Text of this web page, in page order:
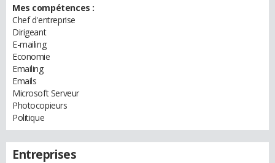
Mes compétences :
Chef d'entreprise
Dirigeant
E-mailing
Economie
Emailing
Emails
Microsoft Serveur
Photocopieurs
Politique
Entreprises